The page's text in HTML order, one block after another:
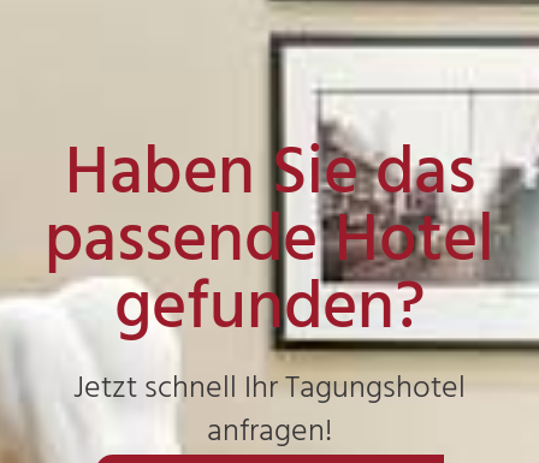
Haben Sie das
passende Hotel
gefunden?
Jetzt schnell Ihr Tagungshotel
anfragen!